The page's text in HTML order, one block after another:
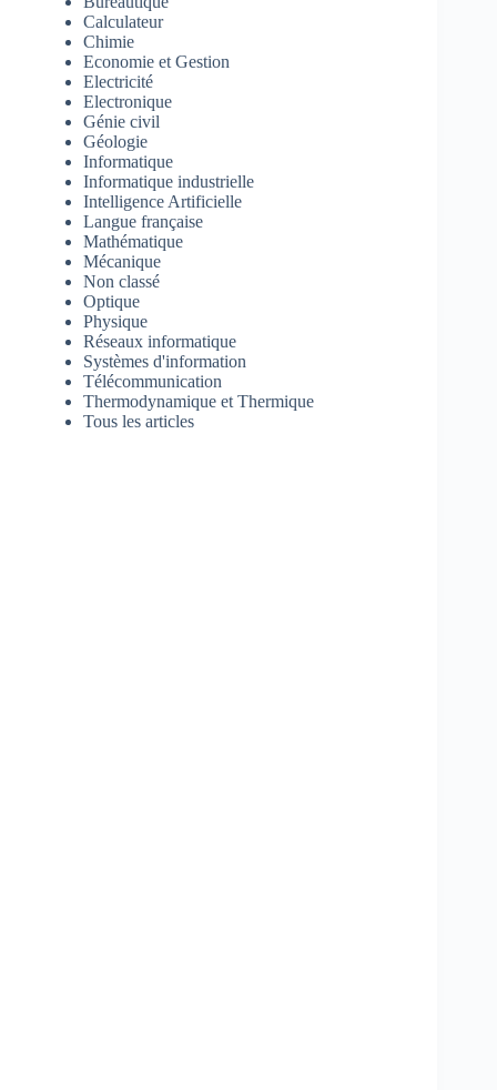
Calculateur
Chimie
Economie et Gestion
Electricité
Electronique
Génie civil
Géologie
Informatique
Informatique industrielle
Intelligence Artificielle
Langue française
Mathématique
Mécanique
Non classé
Optique
Physique
Réseaux informatique
Systèmes d'information
Télécommunication
Thermodynamique et Thermique
Tous les articles